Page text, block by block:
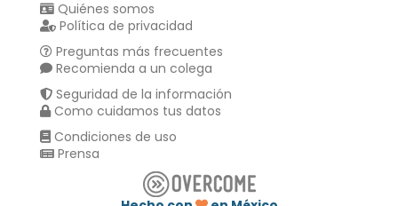
Quiénes somos
Política de privacidad
Preguntas más frecuentes
Recomienda a un colega
Seguridad de la información
Como cuidamos tus datos
Condiciones de uso
Prensa